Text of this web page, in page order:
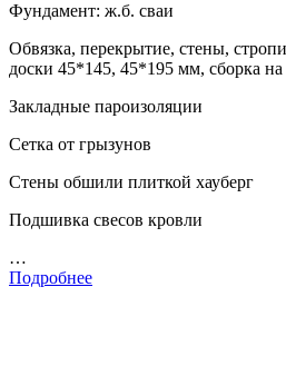
Фундамент: ж.б. сваи
Обвязка, перекрытие, стены,
доски 45*145, 45*195 мм, сборка
Закладные пароизоляции
Сетка от грызунов
Стены обшили плиткой хауберг
Подшивка свесов кровли
…
Подробнее